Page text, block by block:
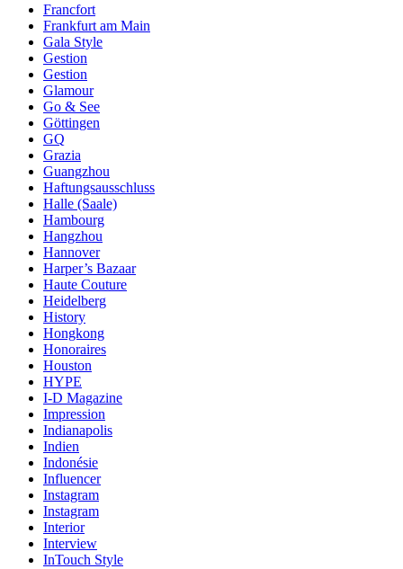
Francfort
Frankfurt am Main
Gala Style
Gestion
Gestion
Glamour
Go & See
Göttingen
GQ
Grazia
Guangzhou
Haftungsausschluss
Halle (Saale)
Hambourg
Hangzhou
Hannover
Harper’s Bazaar
Haute Couture
Heidelberg
History
Hongkong
Honoraires
Houston
HYPE
I-D Magazine
Impression
Indianapolis
Indien
Indonésie
Influencer
Instagram
Instagram
Interior
Interview
InTouch Style